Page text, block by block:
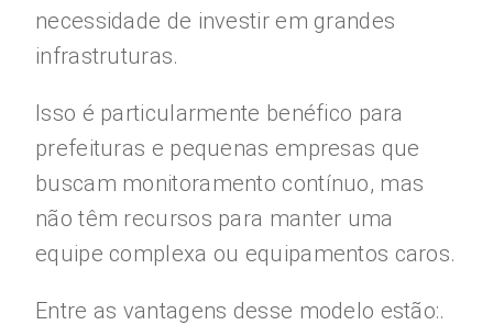
necessidade de investir em grandes
infrastruturas.
Isso é particularmente benéfico para
prefeituras e pequenas empresas que
buscam monitoramento contínuo, mas
não têm recursos para manter uma
equipe complexa ou equipamentos caros.
Entre as vantagens desse modelo estão:.